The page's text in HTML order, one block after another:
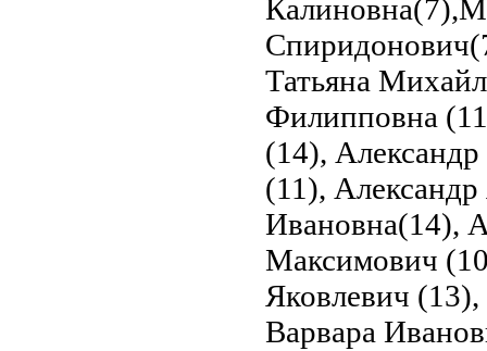
Татьяна
Филипповна
(14),
(11),
Ивановна(14),
Максимович
Яковлевич
Варвара